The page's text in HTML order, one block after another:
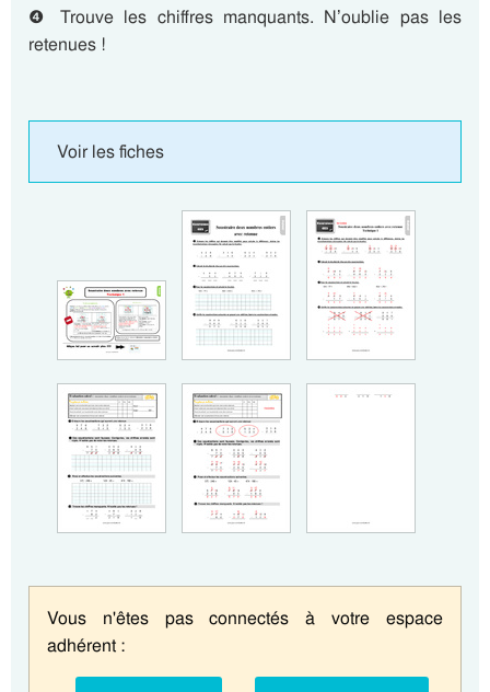
❹ Trouve les chiffres manquants. N’oublie pas les
retenues !
Voir les fiches
Vous n'êtes pas connectés à votre espace
adhérent :